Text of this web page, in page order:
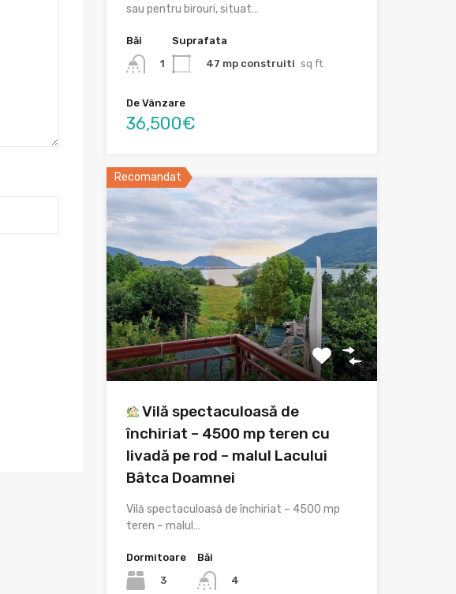
sau pentru birouri, situat…
Băi
1
Suprafata
47 mp construiti sq ft
De Vânzare
36,500€
Recomandat
Vilă spectaculoasă de
închiriat – 4500 mp teren cu
livadă pe rod – malul Lacului
Bâtca Doamnei
Vilă spectaculoasă de închiriat – 4500 mp
teren – malul…
Dormitoare
3
Băi
4